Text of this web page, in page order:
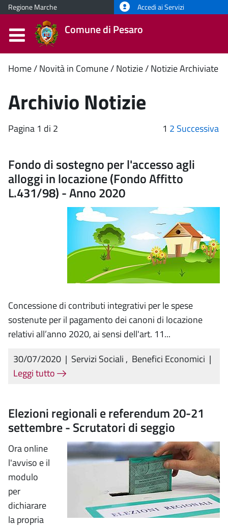
Regione Marche Accedi ai Servizi
Comune di Pesaro
Contenuto
principale
Home Novità in Comune Notizie Notizie Archiviate
Archivio Notizie
Pagina 1 di 2 1 2 Successiva
Fondo di sostegno per l'accesso agli
alloggi in locazione (Fondo Affitto
L.431/98) - Anno 2020
Concessione di contributi integrativi per le spese
sostenute per il pagamento dei canoni di locazione
relativi all’anno 2020, ai sensi dell'art. 11...
30/07/2020 | Servizi Sociali , Benefici Economici |
Leggi tutto
Elezioni regionali e referendum 20-21
settembre - Scrutatori di seggio
Ora online
l'avviso e il
modulo
per
dichiarare
la propria